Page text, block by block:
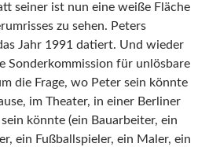
seiner ist nun eine weiße Fläche
zu sehen. Peters
Jahr 1991 datiert. Und wieder
Sonderkommission für unlösbare
die Frage, wo Peter sein könnte
im Theater, in einer Berliner
könnte (ein Bauarbeiter, ein
ein Fußballspieler, ein Maler, ein